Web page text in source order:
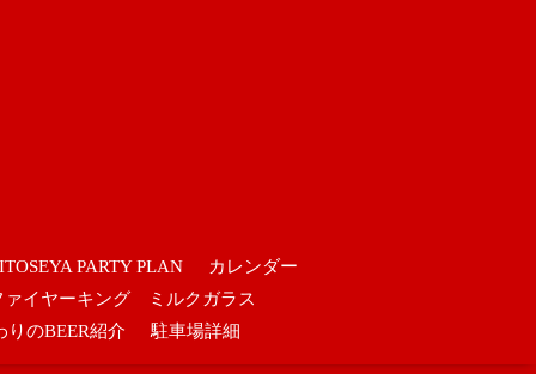
PARTY PLAN
カレンダー
ァイヤーキング ミルクガラス
りのBEER紹介
駐車場詳細